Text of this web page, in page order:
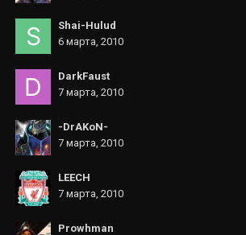
Shai-Hulud
6 марта, 2010
DarkFaust
7 марта, 2010
-DrAKoN-
7 марта, 2010
LEECH
7 марта, 2010
Prowhman